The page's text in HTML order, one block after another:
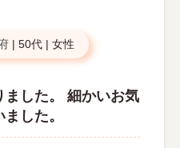
| 50代 | 女性
ました。 細かいお気
した。